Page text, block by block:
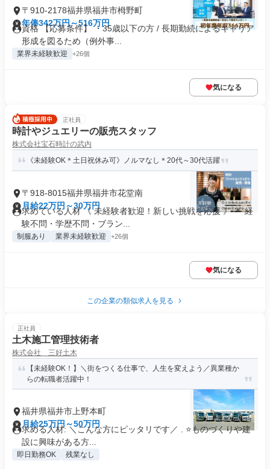
〒910-2178福井県福井市栂野町
年俸342万円～516万円
資格 【応募条件】 ・35歳以下の方 / 長期勤続によるキャリア
形成を図るため（例外事...
業界未経験歓迎 +26個
気になる
正社員
時計やジュエリーの販売スタッフ
株式会社宝石時計の武内
《未経験OK＊土日祝休み可》ノルマなし＊20代～30代活躍
〒918-8015福井県福井市花堂南
月給22万円～30万円
求めている人材 《 未経験者歓迎！新しい挑戦を応援 》 ＊ 経
験不問・学歴不問・ブラン...
制服あり 業界未経験歓迎 +26個
気になる
この企業の類似求人を見る
正社員
土木施工管理技術者
株式会社 三好土木
【未経験OK！】＼街をつくる仕事で、人生を変えよう／異業種か
らの転職者活躍中！
福井県福井市上野本町
月給25万円～50万円
求める人材: ＼こんな方にピッタリです／ . ⭐️ものづくりや建
設に興味がある方...
即日勤務OK 残業なし